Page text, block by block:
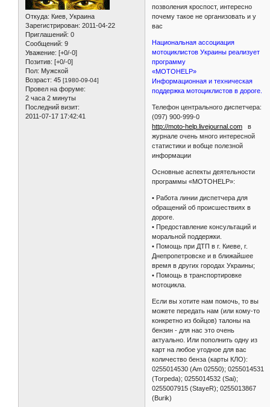
Откуда: Киев, Украина
Зарегистрирован: 2011-04-22
Приглашений: 0
Сообщений: 9
Уважение: [+0/-0]
Позитив: [+0/-0]
Пол: Мужской
Возраст: 45 [1980-09-04]
Провел на форуме:
2 часа 2 минуты
Последний визит:
2011-07-17 17:42:41
позволения кроспост, интересно
почему такое не организовать и у
вас
Национальная ассоциация
мотоциклистов Украины реализует
программу
«МОТОHELP»
Информационная и техническая
поддержка мотоциклистов в дороге.
Телефон центрального диспетчера:
(097) 900-999-0
http://moto-help.livejournal.com в
журнале очень много интересной
статистики и вобще полезной
информации
Основные аспекты деятельности
программы «МОТОHELP»:
• Работа линии диспетчера для
обращений об происшествиях в
дороге.
• Предоставление консультаций и
моральной поддержки.
• Помощь при ДТП в г. Киеве, г.
Днепропетровске и в ближайшее
время в других городах Украины;
• Помощь в транспортировке
мотоцикла.
Если вы хотите нам помочь, то вы
можете передать нам (или кому-то
конкретно из бойцов) талоны на
бензин - для нас это очень
актуально. Или пополнить одну из
карт на любое угодное для вас
количество бенза (карты КЛО):
0255014530 (Am 02550); 0255014531
(Torpeda); 0255014532 (Sai);
0255007915 (StayeR); 0255013867
(Burik)